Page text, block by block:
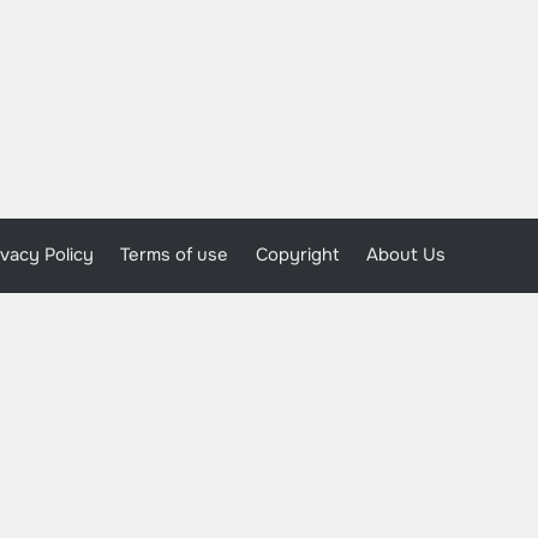
Policy Terms of use Copyright About Us